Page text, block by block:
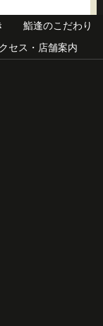
鮨逢のこだわり
セス・店舗案内